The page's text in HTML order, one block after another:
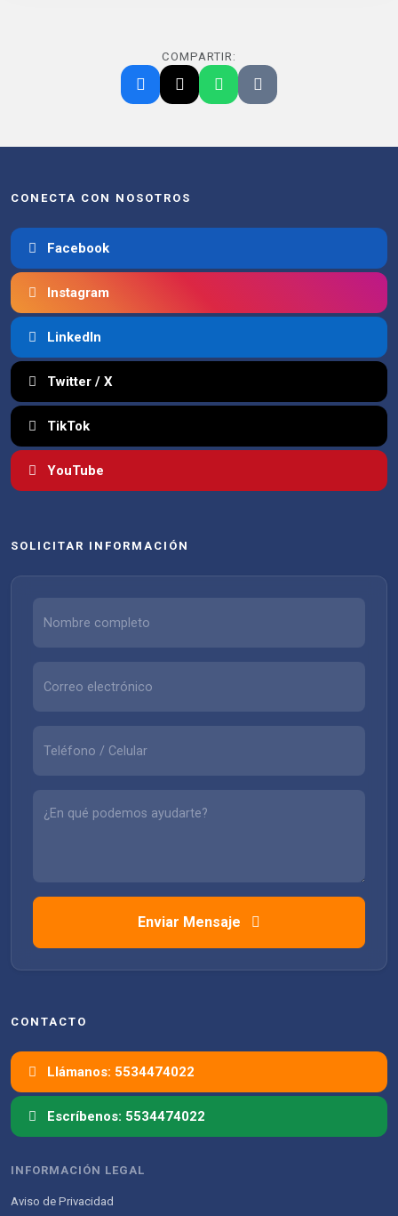
COMPARTIR:
CONECTA CON NOSOTROS
Facebook
Instagram
LinkedIn
Twitter / X
TikTok
YouTube
SOLICITAR INFORMACIÓN
Enviar Mensaje
CONTACTO
Llámanos: 5534474022
Escríbenos: 5534474022
INFORMACIÓN LEGAL
Aviso de Privacidad